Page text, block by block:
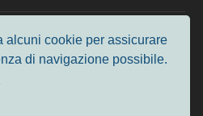
i convocati del nuoto per
alcuni cookie per assicurare
di navigazione possibile.